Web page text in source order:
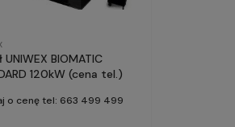
UNIWEX BIOMATIC
120kW (cena tel.)
o cenę tel: 663 499 499